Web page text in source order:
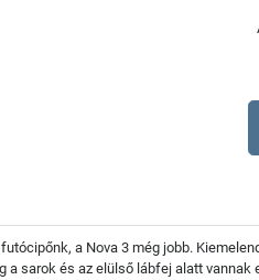
a Nova 3 még jobb.
a sarok és az elülső lábfej alatt